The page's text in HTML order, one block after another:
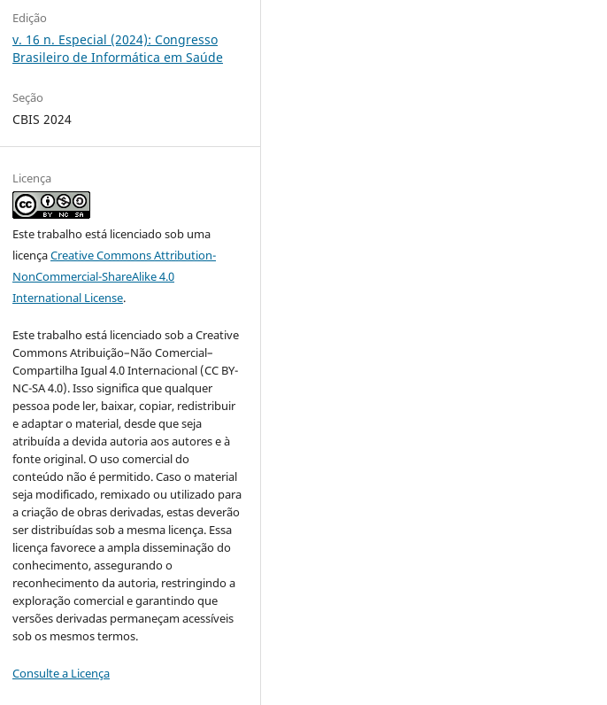
Edição
v. 16 n. Especial (2024): Congresso
Brasileiro de Informática em Saúde
Seção
CBIS 2024
Licença
Este trabalho está licenciado sob uma
licençaCreative Commons Attribution-
NonCommercial-ShareAlike 4.0
International License.
Este trabalho está licenciado sob a Creative
Commons Atribuição–Não Comercial–
Compartilha Igual 4.0 Internacional (CC BY-
NC-SA 4.0). Isso significa que qualquer
pessoa pode ler, baixar, copiar, redistribuir
e adaptar o material, desde que seja
atribuída a devida autoria aos autores e à
fonte original. O uso comercial do
conteúdo não é permitido. Caso o material
seja modificado, remixado ou utilizado para
a criação de obras derivadas, estas deverão
ser distribuídas sob a mesma licença. Essa
licença favorece a ampla disseminação do
conhecimento, assegurando o
reconhecimento da autoria, restringindo a
exploração comercial e garantindo que
versões derivadas permaneçam acessíveis
sob os mesmos termos.
Consulte a Licença